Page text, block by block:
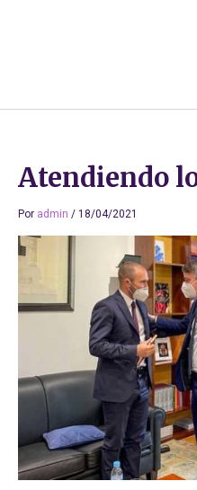
Atendiendo
Por admin / 18/04/2021